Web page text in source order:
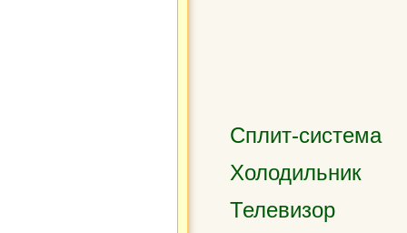
Сплит-система
Холодильник
Телевизор